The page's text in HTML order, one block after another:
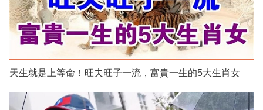
天生就是上等命！旺夫旺子一流，富貴一生的5大生肖女